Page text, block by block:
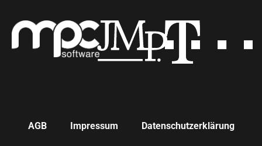
AGB Impressum Datenschutzerklärung